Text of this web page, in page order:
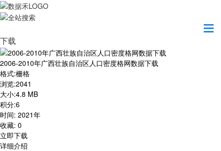
2006-2010年广西壮族自治区人口密度格网数据
下载
2006-2010年广西壮族自治区人口密度格网数据下载
格式:栅格
浏览:2041
大小:4.8 MB
积分:6
时间: 2021年
收藏: 0
立即下载
详细介绍